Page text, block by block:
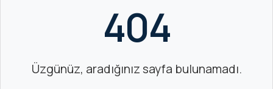
RHOMBUS
404
Üzgünüz, aradığınız sayfa bulunamadı.